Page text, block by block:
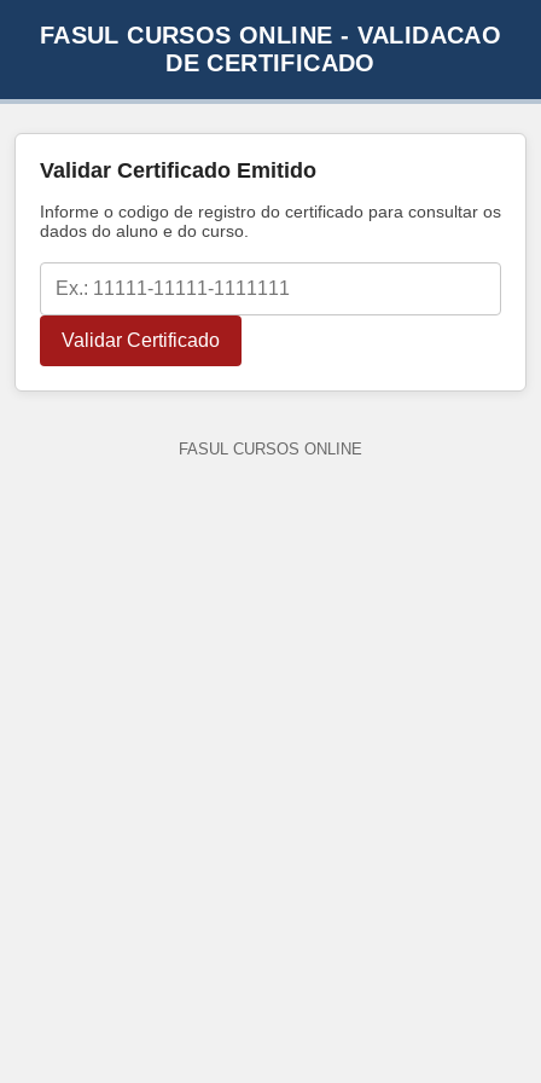
FASUL CURSOS ONLINE - VALIDACAO
DE CERTIFICADO
Validar Certificado Emitido
Informe o codigo de registro do certificado para consultar os
dados do aluno e do curso.
Validar Certificado
FASUL CURSOS ONLINE